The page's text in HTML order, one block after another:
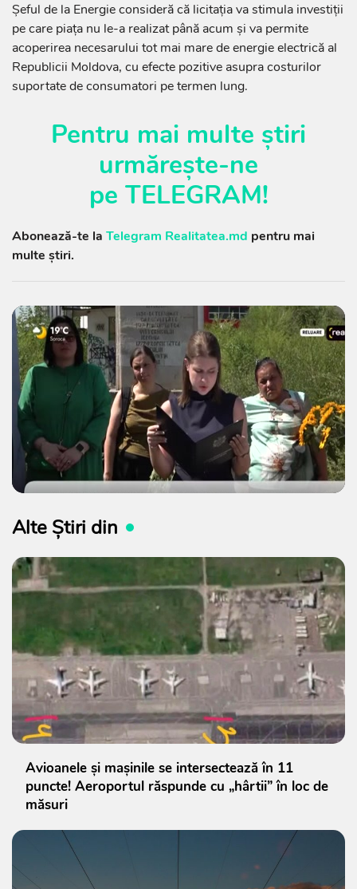
Șeful de la Energie consideră că licitația va stimula investiții
pe care piața nu le-a realizat până acum și va permite
acoperirea necesarului tot mai mare de energie electrică al
Republicii Moldova, cu efecte pozitive asupra costurilor
suportate de consumatori pe termen lung.
Pentru mai multe știri
urmărește-ne
pe TELEGRAM!
Abonează-te la Telegram Realitatea.md pentru mai
multe știri.
Alte Știri din
Avioanele și mașinile se intersectează în 11
puncte! Aeroportul răspunde cu „hârtii” în loc de
măsuri